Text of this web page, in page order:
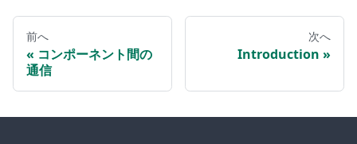
前へ
コンポーネント間の
通信
次へ
Introduction